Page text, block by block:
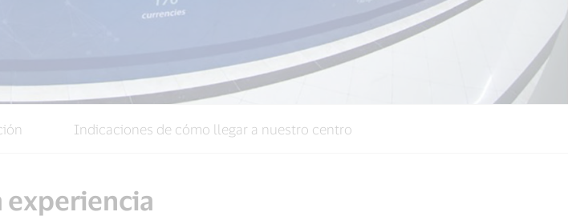
Indicaciones de cómo llegar a nuestro centro
experiencia